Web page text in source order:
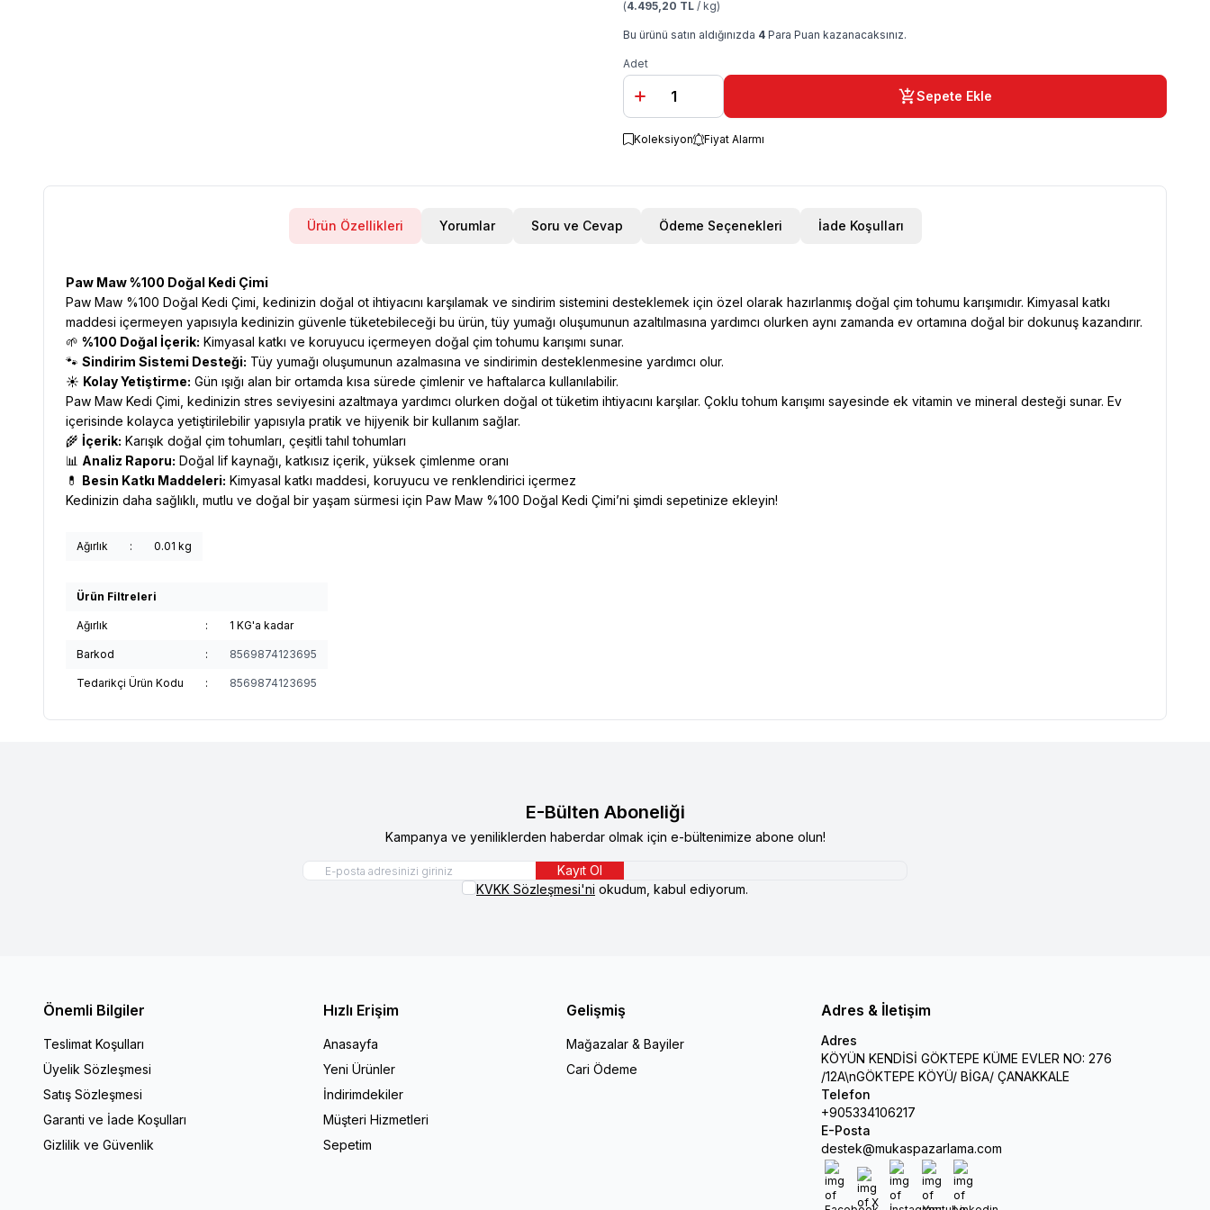
(4.495,20 TL / kg)
Bu ürünü satın aldığınızda 4 Para Puan kazanacaksınız.
Adet
Sepete Ekle
Koleksiyon Fiyat Alarmı
Ürün Özellikleri Yorumlar Soru ve Cevap Ödeme Seçenekleri İade Koşulları
Paw Maw %100 Doğal Kedi Çimi
Paw Maw %100 Doğal Kedi Çimi, kedinizin doğal ot ihtiyacını karşılamak ve sindirim sistemini desteklemek için özel olarak hazırlanmış doğal çim tohumu karışımıdır. Kimyasal katkı
maddesi içermeyen yapısıyla kedinizin güvenle tüketebileceği bu ürün, tüy yumağı oluşumunun azaltılmasına yardımcı olurken aynı zamanda ev ortamına doğal bir dokunuş kazandırır.
🌱 %100 Doğal İçerik: Kimyasal katkı ve koruyucu içermeyen doğal çim tohumu karışımı sunar.
🐾 Sindirim Sistemi Desteği: Tüy yumağı oluşumunun azalmasına ve sindirimin desteklenmesine yardımcı olur.
☀️ Kolay Yetiştirme: Gün ışığı alan bir ortamda kısa sürede çimlenir ve haftalarca kullanılabilir.
Paw Maw Kedi Çimi, kedinizin stres seviyesini azaltmaya yardımcı olurken doğal ot tüketim ihtiyacını karşılar. Çoklu tohum karışımı sayesinde ek vitamin ve mineral desteği sunar. Ev
içerisinde kolayca yetiştirilebilir yapısıyla pratik ve hijyenik bir kullanım sağlar.
🌾 İçerik: Karışık doğal çim tohumları, çeşitli tahıl tohumları
📊 Analiz Raporu: Doğal lif kaynağı, katkısız içerik, yüksek çimlenme oranı
💊 Besin Katkı Maddeleri: Kimyasal katkı maddesi, koruyucu ve renklendirici içermez
Kedinizin daha sağlıklı, mutlu ve doğal bir yaşam sürmesi için Paw Maw %100 Doğal Kedi Çimi’ni şimdi sepetinize ekleyin!
Ağırlık : 0.01 kg
Ürün Filtreleri
Ağırlık : 1 KG'a kadar
Barkod : 8569874123695
Tedarikçi Ürün Kodu : 8569874123695
E-Bülten Aboneliği
Kampanya ve yeniliklerden haberdar olmak için e-bültenimize abone olun!
Kayıt Ol
KVKK Sözleşmesi'ni okudum, kabul ediyorum.
Önemli Bilgiler
Teslimat Koşulları
Üyelik Sözleşmesi
Satış Sözleşmesi
Garanti ve İade Koşulları
Gizlilik ve Güvenlik
Hızlı Erişim
Anasayfa
Yeni Ürünler
İndirimdekiler
Müşteri Hizmetleri
Sepetim
Gelişmiş
Mağazalar & Bayiler
Cari Ödeme
Adres & İletişim
Adres
KÖYÜN KENDİSİ GÖKTEPE KÜME EVLER NO: 276
/12A\nGÖKTEPE KÖYÜ/ BİGA/ ÇANAKKALE
Telefon
+905334106217
E-Posta
destek@mukaspazarlama.com
Facebook
X İnstagram
Youtube